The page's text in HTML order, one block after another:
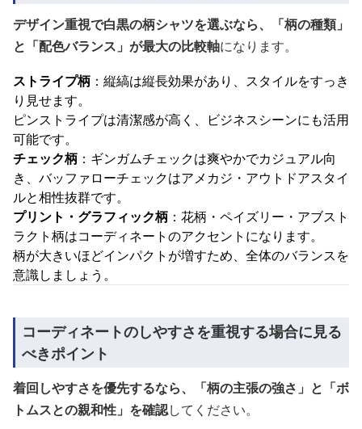
デザイン重視で白黒の柄シャツを選ぶなら、「柄の種類」
と「配色バランス」が最大の比較軸になります。
ストライプ柄 ：縦縞は縦長効果があり、スタイルをすっき
り見せます。
ピンストライプは清潔感が高く、ビジネスシーンにも活用
可能です。
チェック柄 ：ギンガムチェックは爽やかでカジュアル向
き、バッファローチェックはアメカジ・アウトドアスタイ
ルと相性抜群です。
プリント・グラフィック柄 ：花柄・ペイズリー・アブスト
ラクト柄はコーディネートのアクセントになります。
柄が大きいほどインパクトが増すため、全体のバランスを
意識しましょう。
コーディネートのしやすさを重視する場合に見る
べきポイント
着回しやすさを優先するなら、「柄の主張の強さ」と「ボ
トムスとの親和性」を確認してください。